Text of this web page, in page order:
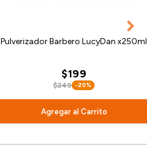
Pulverizador Barbero LucyDan x250ml
$199
$249 -20%
Agregar al Carrito